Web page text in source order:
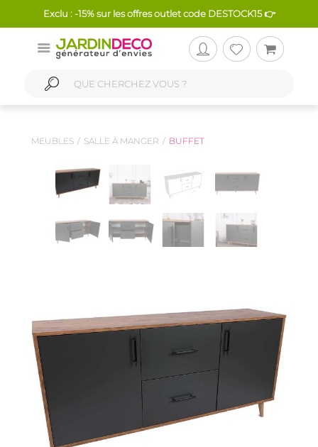
Exclu : -15% sur les offres outlet code DESTOCK15 👉
MEUBLES SALLE À MANGER BUFFET